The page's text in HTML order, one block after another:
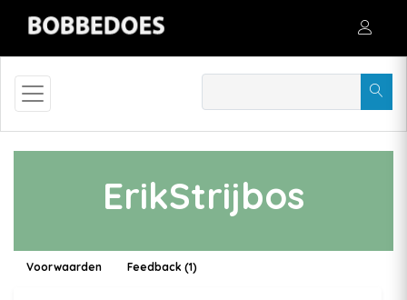
ErikStrijbos
Voorwaarden Feedback (1)